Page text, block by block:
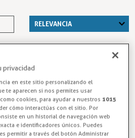
privacidad
en este sitio personalizando el
te aparecen si nos permites usar
cookies, para ayudar a nuestros 1015
cómo interactúas con el sitio. Por
en un historial de navegación web
e identificadores únicos. Puedes
permitir a través del botón Administrar